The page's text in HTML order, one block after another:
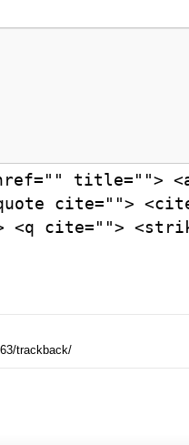
title="">
cite="">
<q cite="">
trackback/